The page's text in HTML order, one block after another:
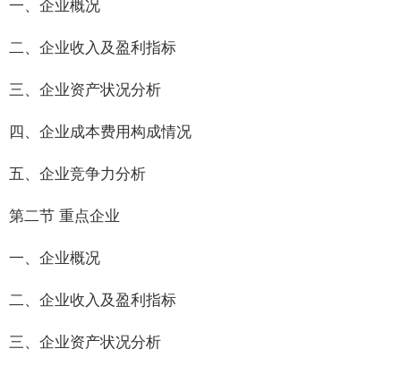
一、企业概况
二、企业收入及盈利指标
三、企业资产状况分析
四、企业成本费用构成情况
五、企业竞争力分析
第二节 重点企业
一、企业概况
二、企业收入及盈利指标
三、企业资产状况分析